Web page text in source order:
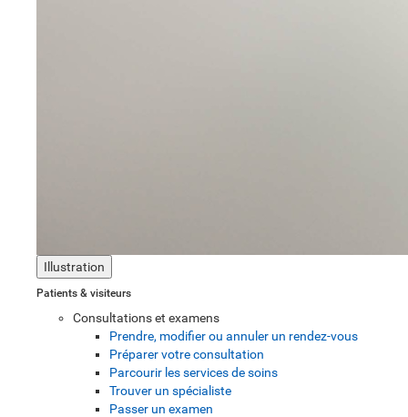
Illustration
Patients & visiteurs
Consultations et examens
Prendre, modifier ou annuler un rendez-vous
Préparer votre consultation
Parcourir les services de soins
Trouver un spécialiste
Passer un examen